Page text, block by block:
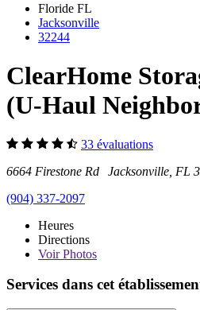
Floride FL
Jacksonville
32244
ClearHome
(U-Haul
33 évaluations
6664 Firestone Rd Jacksonville, FL
(904) 337-2097
Heures
Directions
VoirPhotos
Services dans cet